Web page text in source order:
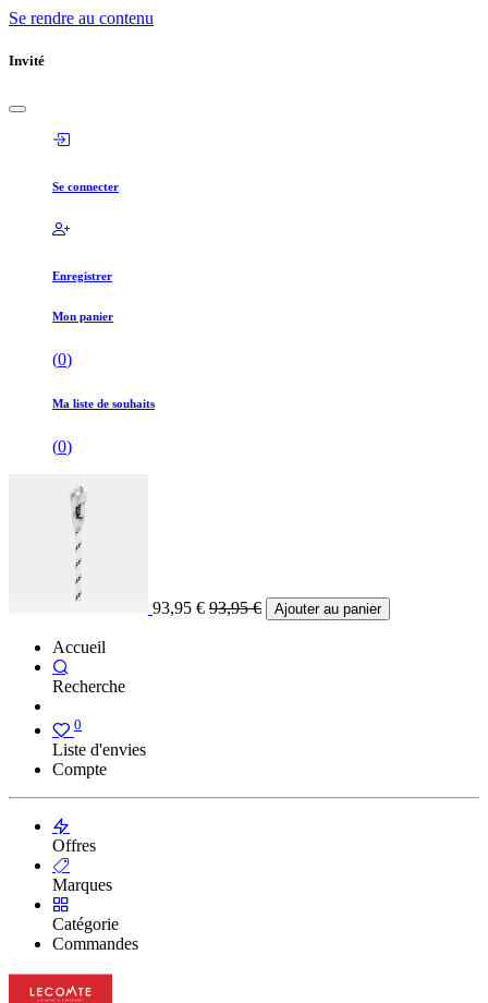
Se rendre au contenu
Invité
Se connecter
Enregistrer
Mon panier
(0)
Ma liste de souhaits
(0)
93,95 € 93,95€ Ajouter au panier
Accueil
Recherche
0
Liste d'envies
Compte
Offres
Marques
Catégorie
Commandes